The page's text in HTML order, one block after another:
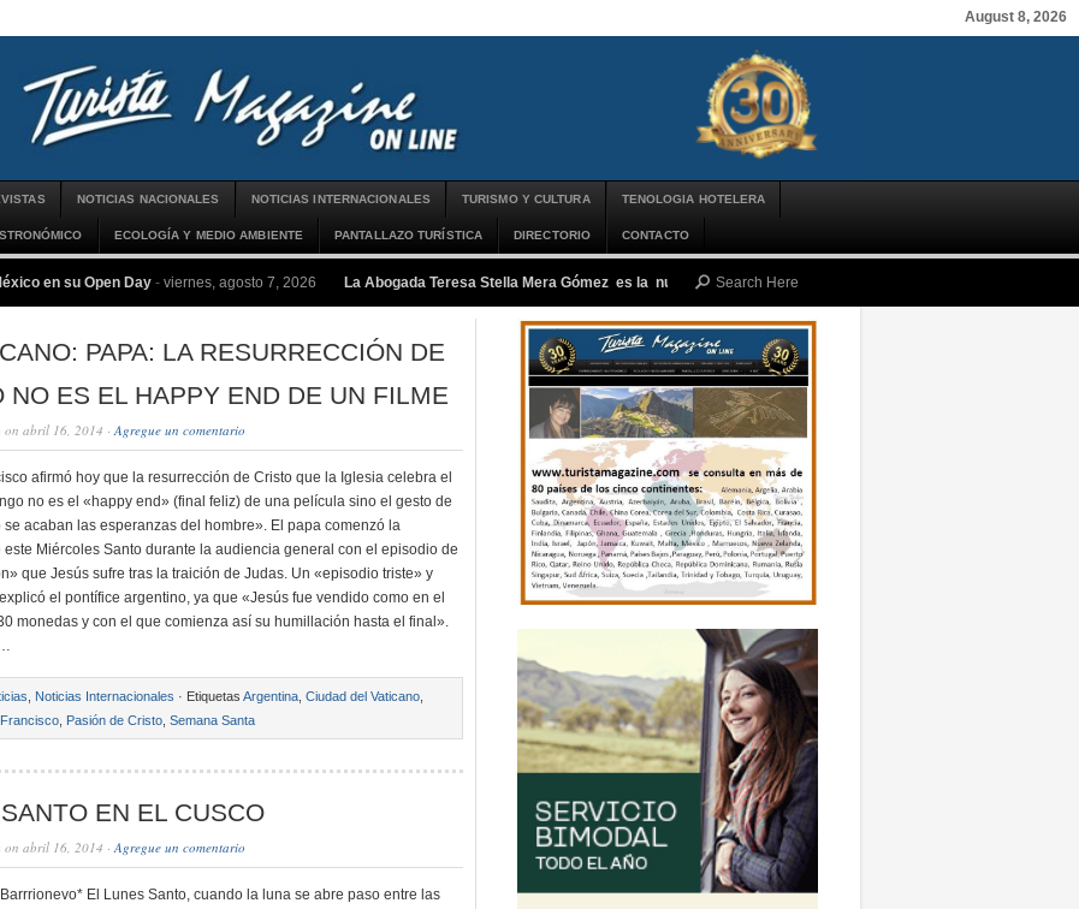
August 8, 2026
NOTICIAS NACIONALES NOTICIAS INTERNACIONALES TURISMO Y CULTURA TENOLOGIA HOTELERA
ECOLOGÍA Y MEDIO AMBIENTE PANTALLAZO TURÍSTICA DIRECTORIO CONTACTO
en su Open Day - viernes, agosto 7, 2026 La Abogada Teresa Stella Mera Gómez es la nueva presidenta ejecutiva de PROMPERÚ
PAPA: LA RESURRECCIÓN DE
NO ES EL HAPPY END DE UN FILME
on abril 16, 2014 ·Agregue un comentario
afirmó hoy que la resurrección de Cristo que la Iglesia celebra el
no es el «happy end» (final feliz) de una película sino el gesto de
se acaban las esperanzas del hombre». El papa comenzó la
este Miércoles Santo durante la audiencia general con el episodio de
que Jesús sufre tras la traición de Judas. Un «episodio triste» y
el pontífice argentino, ya que «Jesús fue vendido como en el
monedas y con el que comienza así su humillación hasta el final».
Noticias Internacionales · Etiquetas Argentina Ciudad del Vaticano
Pasión de Cristo Semana Santa
EN EL CUSCO
on abril 16, 2014 ·Agregue un comentario
El Lunes Santo, cuando la luna se abre paso entre las